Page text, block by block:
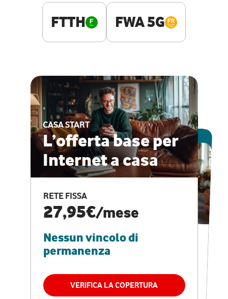
FTTH FWA 5G
CASA START
L’offerta base per
Internet a casa
RETE FISSA
27,95€/mese
Nessun vincolo di
permanenza
VERIFICA LA COPERTURA
ESCLUSIVA ONLINE
CASA PRO
Internet veloce e
vantaggi speciali
RETE FISSA + VODAFONE CLUB
29,95€
permanenza